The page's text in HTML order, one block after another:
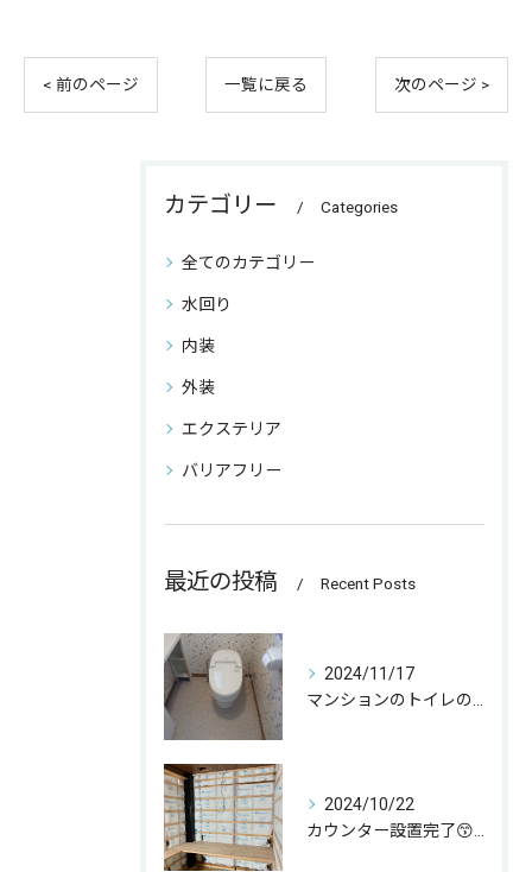
< 前のページ 一覧に戻る 次のページ >
カテゴリー Categories
全てのカテゴリー
水回り
内装
外装
エクステリア
バリアフリー
最近の投稿 Recent Posts
2024/11/17
2024/10/22